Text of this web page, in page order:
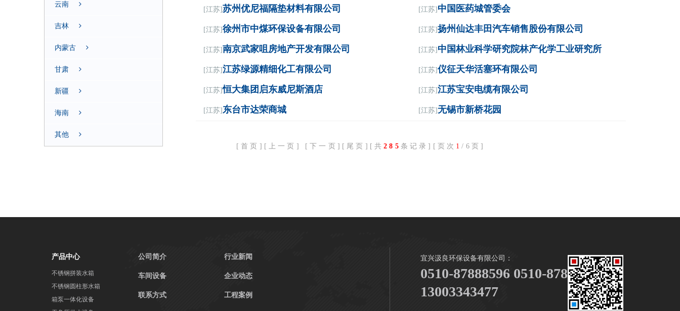
云南
吉林
内蒙古
甘肃
新疆
海南
其他
[江苏]苏州优尼福隔垫材料有限公司 [江苏] 中国医药城管委会
[江苏]徐州市中煤环保设备有限公司 [江苏]扬州仙达丰田汽车销售股份有限公司
[江苏]南京武家咀房地产开发有限公司 [江苏] 中国林业科学研究院林产化学工业研究所
[江苏]江苏绿源精细化工有限公司 [江苏]仪征天华活塞环有限公司
[江苏]恒大集团启东威尼斯酒店 [江苏]江苏宝安电缆有限公司
[江苏]东台市达荣商城 [江苏]无锡市新桥花园
[首页][上一页] [下一页 ][ 尾页 ][共285 条记录][页次 1/6页]
产品中心
不锈钢拼装水箱
不锈钢圆柱形水箱
箱泵一体化设备
公司简介
车间设备
联系方式
行业新闻
企业动态
工程案例
宜兴汲良环保设备有限公司：
0510-87888596 0510-87888916
13003343477